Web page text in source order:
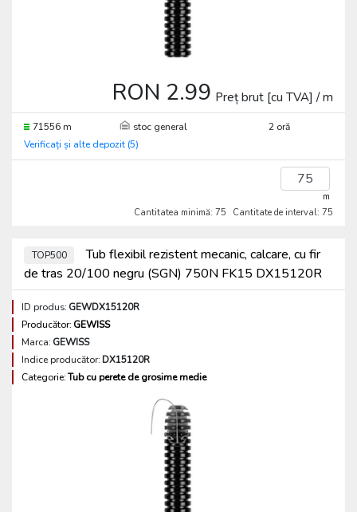
RON 2.99 Preț brut [cu TVA] / m
71556 m stoc general
2 oră
Verificați și alte depozit (5)
m
Cantitatea minimă: 75
Cantitate de interval: 75
TOP500
Tub flexibil rezistent mecanic, calcare, cu fir
de tras 20/100 negru (SGN) 750N FK15 DX15120R
ID produs: GEWDX15120R
Producător: GEWISS
Marca: GEWISS
Indice producător:DX15120R
Categorie:Tub cu perete de grosime medie